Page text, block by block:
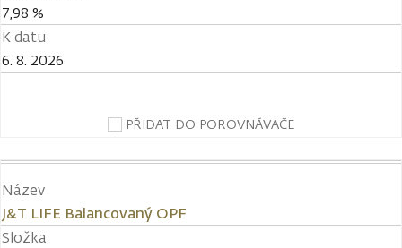
7,98 %
K datu
6. 8. 2026
PŘIDAT DO POROVNÁVAČE
Název
J&T LIFE Balancovaný OPF
Složka